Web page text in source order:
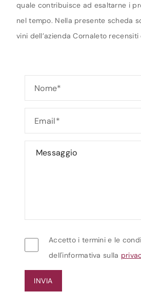
quale contribuisce ad esaltarne i
nel tempo. Nella presente scheda
vini dell’azienda Cornaleto
Accetto i termini e le
dell'informativa sulla